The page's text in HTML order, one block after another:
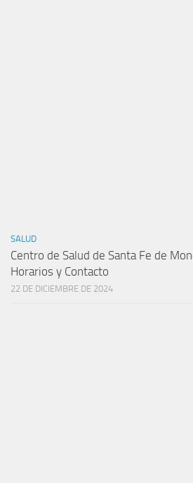
SALUD
Centro de Salud de Santa Fe de
Horarios y Contacto
22 DE DICIEMBRE DE 2024